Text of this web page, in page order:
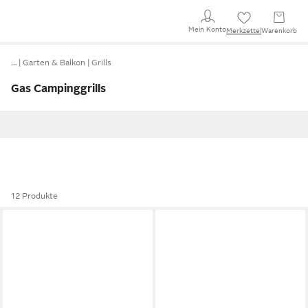
Mein KontoMerkzettel Warenkorb
… Garten & Balkon Grills
Gas Campinggrills
12 Produkte